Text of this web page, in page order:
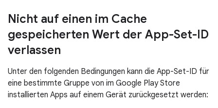
Nicht auf einen im Cache
gespeicherten Wert der App-Set-ID
verlassen
Unter den folgenden Bedingungen kann die App-Set-ID für
eine bestimmte Gruppe von im Google Play Store
installierten Apps auf einem Gerät zurückgesetzt werden: